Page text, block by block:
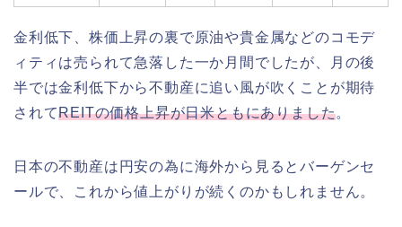
金利低下、株価上昇の裏で原油や貴金属などのコモデ
ィティは売られて急落した一か月間でしたが、月の後
半では金利低下から不動産に追い風が吹くことが期待
されてREITの価格上昇が日米ともにありました。
日本の不動産は円安の為に海外から見るとバーゲンセ
ールで、これから値上がりが続くのかもしれません。